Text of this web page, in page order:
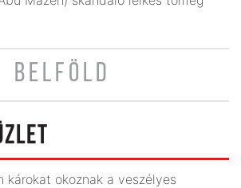
BELFÖLD
károkat okoznak a veszélyes